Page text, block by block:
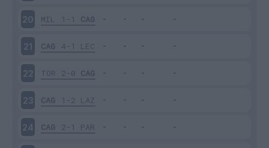
20 MIL 1-1 CAG
21 CAG 4-1 LEC
22 TOR 2-0 CAG
23 CAG 1-2 LAZ
24 CAG 2-1 PAR